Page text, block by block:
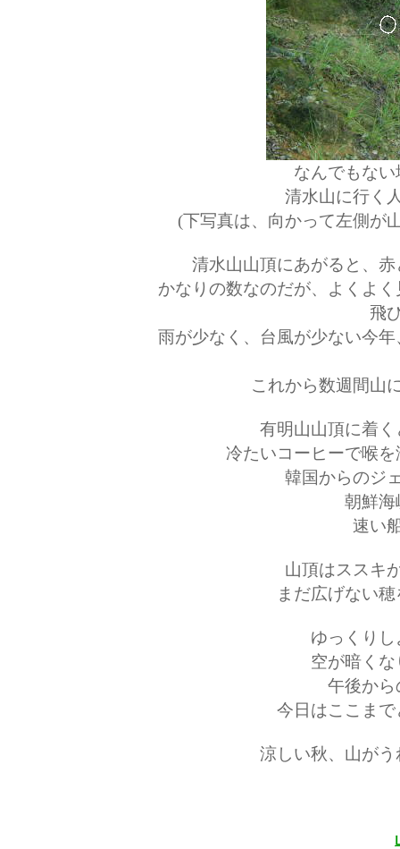
なんでもな
清水山に行く
(下写真は、向かって左側が
清水山山頂にあがると、
かなりの数なのだが、よくよ
飛
雨が少なく、台風が少ない今
これから数週間山
有明山山頂に着
冷たいコーヒーで喉
韓国からのジ
朝鮮海
速い
山頂はススキ
まだ広げない
ゆっくり
空が暗く
午後から
今日はここま
涼しい秋、山が